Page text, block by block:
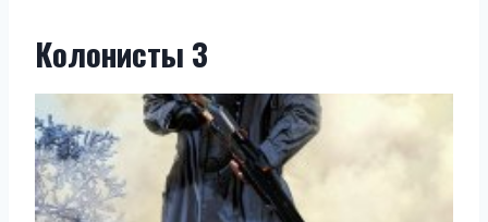
Колонисты 3